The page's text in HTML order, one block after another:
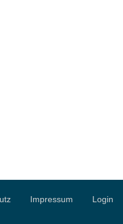
Impressum Login